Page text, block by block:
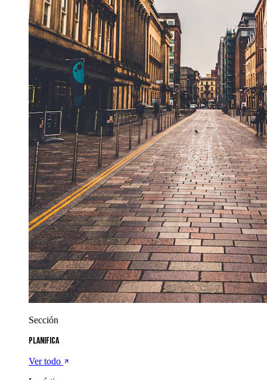
Sección
Planifica
Ver todo